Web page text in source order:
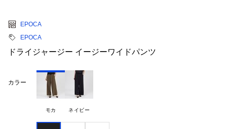
EPOCA
EPOCA
ドライジャージー イージーワイドパンツ
カラー
モカ ネイビー